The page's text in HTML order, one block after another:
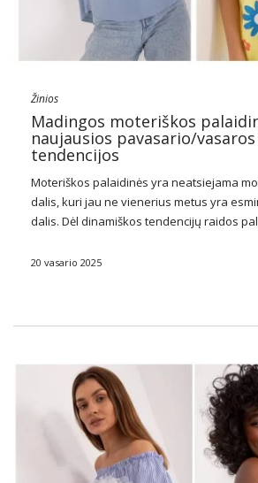
Žinios
Madingos moteriškos
naujausios pavasario/
tendencijos
Moteriškos palaidinės yra neatsiejama
dalis, kuri jau ne vienerius metus yra
dalis. Dėl dinamiškos tendencijų raidos
Šiandien madingos moteriškos palaidinės
20 vasario 2025